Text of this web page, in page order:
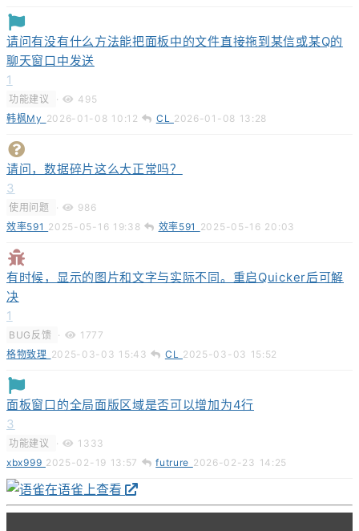
请问有没有什么方法能把面板中的文件直接拖到某信或某Q的
聊天窗口中发送
1
功能建议 ·
495
韩枫My 2026-01-08 10:12 CL 2026-01-08 13:28
请问，数据碎片这么大正常吗？
3
使用问题 ·
986
效率591 2025-05-16 19:38 效率591 2025-05-16 20:03
有时候，显示的图片和文字与实际不同。重启Quicker后可解
决
1
BUG反馈 ·
1777
格物致理 2025-03-03 15:43 CL 2025-03-03 15:52
面板窗口的全局面版区域是否可以增加为4行
3
功能建议 ·
1333
xbx999 2025-02-19 13:57 futrure 2026-02-23 14:25
在语雀上查看